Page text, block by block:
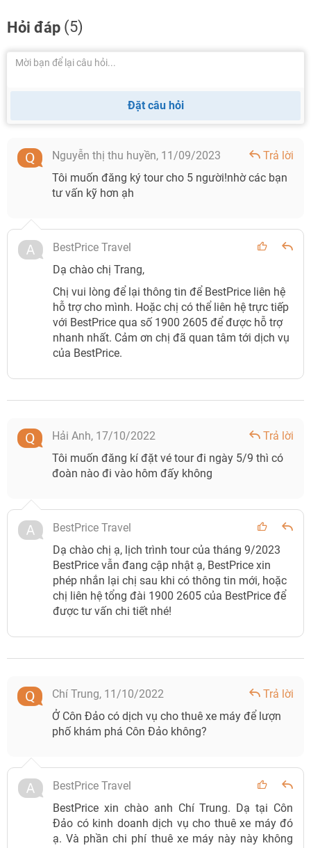
Hỏi đáp (5)
Đặt câu hỏi
Nguyễn thị thu huyền, 11/09/2023
Trả lời
Tôi muốn đăng ký tour cho 5 người!nhờ các bạn
tư vấn kỹ hơn ạh
BestPrice Travel
Dạ chào chị Trang,
Chị vui lòng để lại thông tin để BestPrice liên hệ
hỗ trợ cho mình. Hoặc chị có thể liên hệ trực tiếp
với BestPrice qua số 1900 2605 để được hỗ trợ
nhanh nhất. Cảm ơn chị đã quan tâm tới dịch vụ
của BestPrice.
Hải Anh, 17/10/2022
Trả lời
Tôi muốn đăng kí đặt vé tour đi ngày 5/9 thì có
đoàn nào đi vào hôm đấy không
BestPrice Travel
Dạ chào chị ạ, lịch trình tour của tháng 9/2023
BestPrice vẫn đang cập nhật ạ, BestPrice xin
phép nhắn lại chị sau khi có thông tin mới, hoặc
chị liên hệ tổng đài 1900 2605 của BestPrice để
được tư vấn chi tiết nhé!
Chí Trung, 11/10/2022
Trả lời
Ở Côn Đảo có dịch vụ cho thuê xe máy để lượn
phố khám phá Côn Đảo không?
BestPrice Travel
BestPrice xin chào anh Chí Trung. Dạ tại Côn
Đảo có kinh doanh dịch vụ cho thuê xe máy đó
ạ. Và phần chi phí thuê xe máy này này không